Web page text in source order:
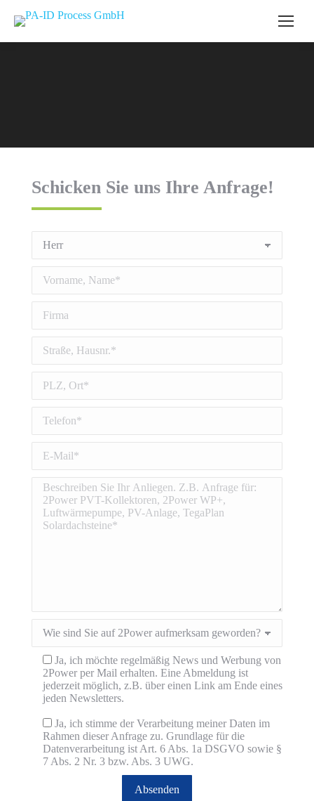
Schicken Sie uns Ihre Anfrage!
Ja, ich möchte regelmäßig News und Werbung von
2Power per Mail erhalten. Eine Abmeldung ist
jederzeit möglich, z.B. über einen Link am Ende eines
jeden Newsletters.
Ja, ich stimme der Verarbeitung meiner Daten im
Rahmen dieser Anfrage zu. Grundlage für die
Datenverarbeitung ist Art. 6 Abs. 1a DSGVO sowie §
7 Abs. 2 Nr. 3 bzw. Abs. 3 UWG.